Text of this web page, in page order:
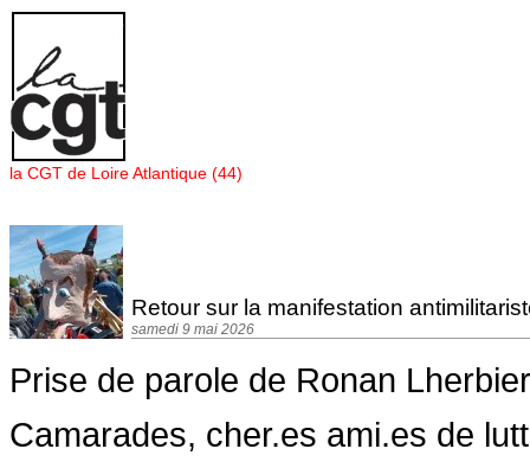
Panneau de gestion des cookies
la CGT de Loire Atlantique (44)
Retour sur la manifestation
samedi 9 mai 2026
Prise de parole de Ronan
Camarades, cher.es ami.es de